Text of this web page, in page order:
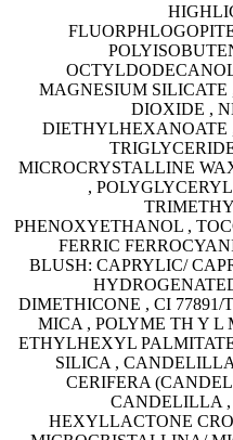
MAGNESIUM SILICATE
DIOXIDE ,
DIETHYLHEXANOATE
MICROCRYSTALLINE
,
PHENOXYETHANOL ,
FERRIC
BLUSH: CAPRYLIC/
DIMETHICONE , CI
MICA , POLYME TH Y L
ETHYLHEXYL
SILICA ,
CERIFERA
CANDELILLA
HEXYLLACTONE